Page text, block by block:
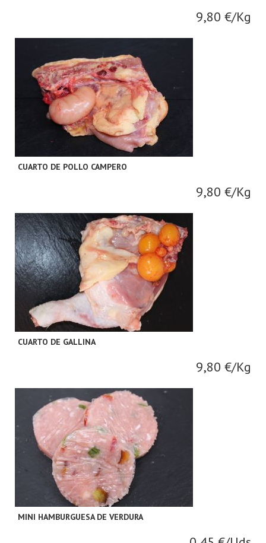
9,80 €/Kg
CUARTO DE POLLO CAMPERO
9,80 €/Kg
CUARTO DE GALLINA
9,80 €/Kg
MINI HAMBURGUESA DE VERDURA